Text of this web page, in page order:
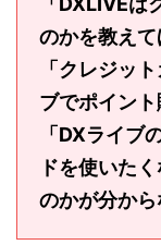
のかを教えて
「クレジッ
ブでポイント
「DXライブ
ドを使いた
のかが分から